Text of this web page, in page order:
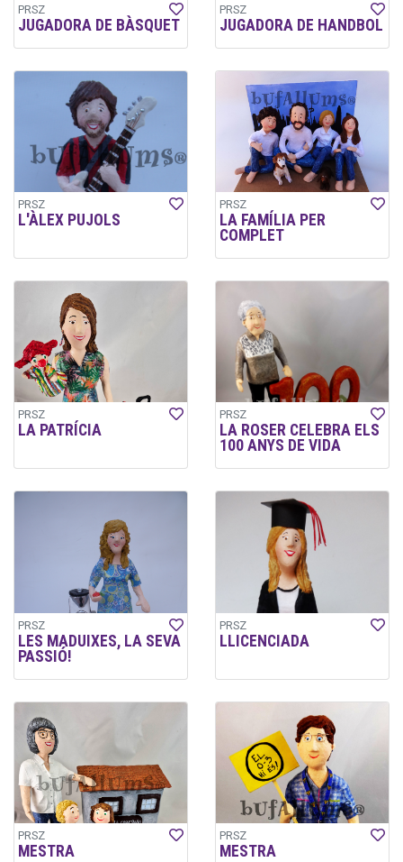
PRSZ
JUGADORA DE BÀSQUET
PRSZ
JUGADORA DE HANDBOL
PRSZ
L'ÀLEX PUJOLS
PRSZ
LA FAMÍLIA PER
COMPLET
PRSZ
LA PATRÍCIA
PRSZ
LA ROSER CELEBRA ELS
100 ANYS DE VIDA
PRSZ
LES MADUIXES, LA SEVA
PASSIÓ!
PRSZ
LLICENCIADA
PRSZ
MESTRA
PRSZ
MESTRA